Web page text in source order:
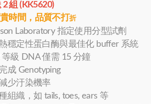
2 組 (KK5620)
時間，品質不打折
Laboratory 指定使用分型試劑
穩定性蛋白酶與最佳化 buffer 系統
等級 DNA 僅需 15 分鐘
成 Genotyping
少汙染機率
組織，如 tails, toes, ears 等